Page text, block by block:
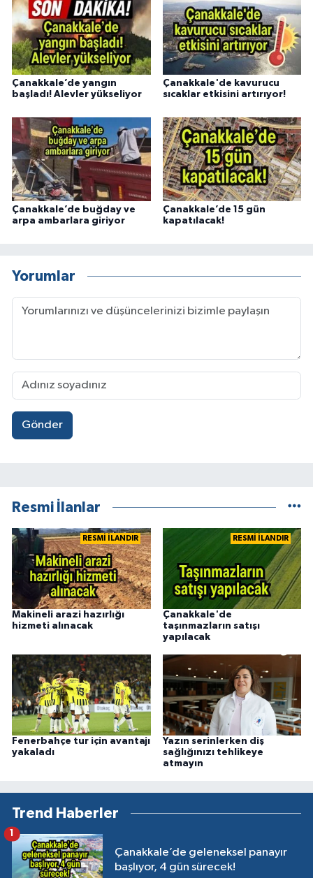
Çanakkale’de yangın
başladı! Alevler yükseliyor
Çanakkale'de kavurucu
sıcaklar etkisini artırıyor!
Çanakkale’de buğday ve
arpa ambarlara giriyor
Çanakkale’de 15 gün
kapatılacak!
Yorumlar
Gönder
Resmi İlanlar
RESMİ İLANDIR
Makineli arazi hazırlığı
hizmeti alınacak
RESMİ İLANDIR
Çanakkale'de
taşınmazların satışı
yapılacak
Fenerbahçe tur için avantajı
yakaladı
Yazın serinlerken diş
sağlığınızı tehlikeye
atmayın
Trend Haberler
Çanakkale’de geleneksel panayır
başlıyor, 4 gün sürecek!